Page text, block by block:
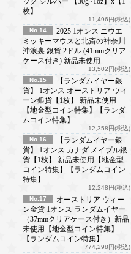
枚】
11,496円(税込)
No.14
2025 1オンス ニウエ
ミッキーマウスと北斎の神奈川
沖浪裏 銀貨 2ドル (41mmクリア
ケース付き) 新品未使用
13,502円(税込)
No.15
【ランダムイヤー銀
貨】 1オンス オーストリア ウィ
ーン銀貨【1枚】 新品未使用
【地金型コイン特集】【ランダ
ムコイン特集】
12,358円(税込)
No.16
【ランダムイヤー銀
貨】 1オンス カナダ メイプル銀
貨【1枚】 新品未使用【地金型
コイン特集】【ランダムコイン
特集】
12,248円(税込)
No.17
オーストリア ウィー
ン金貨 1オンス ランダムイヤー
（37mmクリアケース付き）新品
未使用【地金型コイン特集】
【ランダムコイン特集】
774,298円(税込)